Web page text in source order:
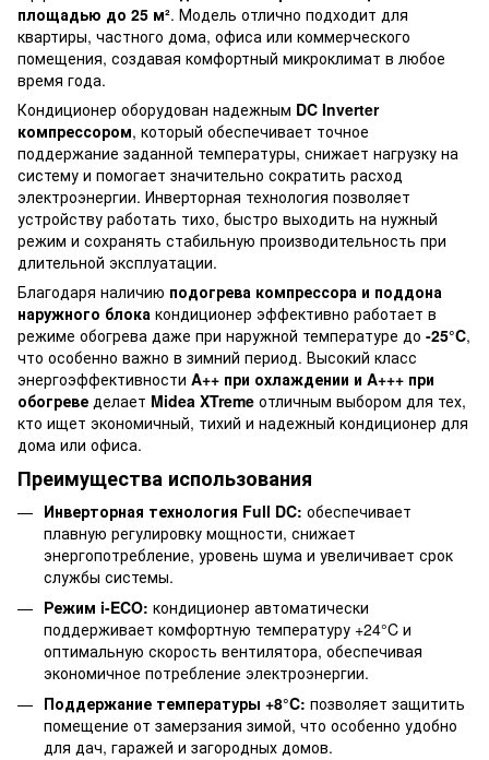
площадью до 25 м². Модель отлично подходит для
квартиры, частного дома, офиса или коммерческого
помещения, создавая комфортный микроклимат в любое
время года.
Кондиционер оборудован надежным DC Inverter
компрессором, который обеспечивает точное
поддержание заданной температуры, снижает нагрузку на
систему и помогает значительно сократить расход
электроэнергии. Инверторная технология позволяет
устройству работать тихо, быстро выходить на нужный
режим и сохранять стабильную производительность при
длительной эксплуатации.
Благодаря наличию подогрева компрессора и поддона
наружного блока кондиционер эффективно работает в
режиме обогрева даже при наружной температуре до -25°C,
что особенно важно в зимний период. Высокий класс
энергоэффективности A++ при охлаждении и A+++ при
обогреве делает Midea XTreme отличным выбором для тех,
кто ищет экономичный, тихий и надежный кондиционер для
дома или офиса.
Преимущества использования
Инверторная технология Full DC: обеспечивает
плавную регулировку мощности, снижает
энергопотребление, уровень шума и увеличивает срок
службы системы.
Режим i-ECO: кондиционер автоматически
поддерживает комфортную температуру +24°C и
оптимальную скорость вентилятора, обеспечивая
экономичное потребление электроэнергии.
Поддержание температуры +8°C: позволяет защитить
помещение от замерзания зимой, что особенно удобно
для дач, гаражей и загородных домов.